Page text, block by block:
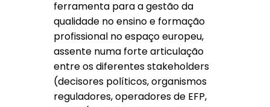
ferramenta para a gestão da
qualidade no ensino e formação
profissional no espaço europeu,
assente numa forte articulação
entre os diferentes stakeholders
(decisores políticos, organismos
reguladores, operadores de EFP,